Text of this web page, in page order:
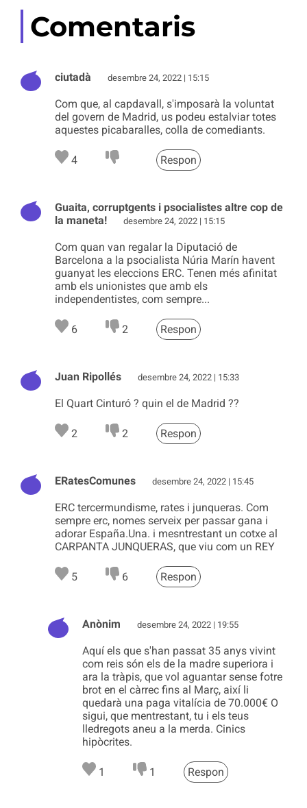
Comentaris
ciutadà desembre 24, 2022 | 15:15
Com que, al capdavall, s'imposarà la voluntat
del govern de Madrid, us podeu estalviar totes
aquestes picabaralles, colla de comediants.
4 Respon
Guaita, corruptgents i psocialistes altre cop de
la maneta!
desembre 24, 2022 | 15:15
Com quan van regalar la Diputació de
Barcelona a la psocialista Núria Marín havent
guanyat les eleccions ERC. Tenen més afinitat
amb els unionistes que amb els
independentistes, com sempre...
6 2 Respon
Juan Ripollés desembre 24, 2022 | 15:33
El Quart Cinturó ? quin el de Madrid ??
2 2 Respon
ERatesComunes desembre 24, 2022 | 15:45
ERC tercermundisme, rates i junqueras. Com
sempre erc, nomes serveix per passar gana i
adorar España.Una. i mesntrestant un cotxe al
CARPANTA JUNQUERAS, que viu com un REY
5 6 Respon
Anònim desembre 24, 2022 | 19:55
Aquí els que s'han passat 35 anys vivint
com reis són els de la madre superiora i
ara la tràpis, que vol aguantar sense fotre
brot en el càrrec fins al Març, així li
quedarà una paga vitalícia de 70.000€ O
sigui, que mentrestant, tu i els teus
lledregots aneu a la merda. Cinics
hipòcrites.
1 1 Respon